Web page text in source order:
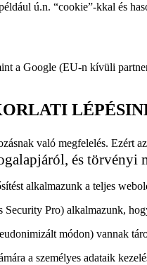
ú.n. “cookie”-kkal és
a Google (EU-n kívüli
való megfelelés. Ezért az
és törvényi
alkalmazunk a teljes
Pro) alkalmazunk,
módon) vannak
a személyes adataik